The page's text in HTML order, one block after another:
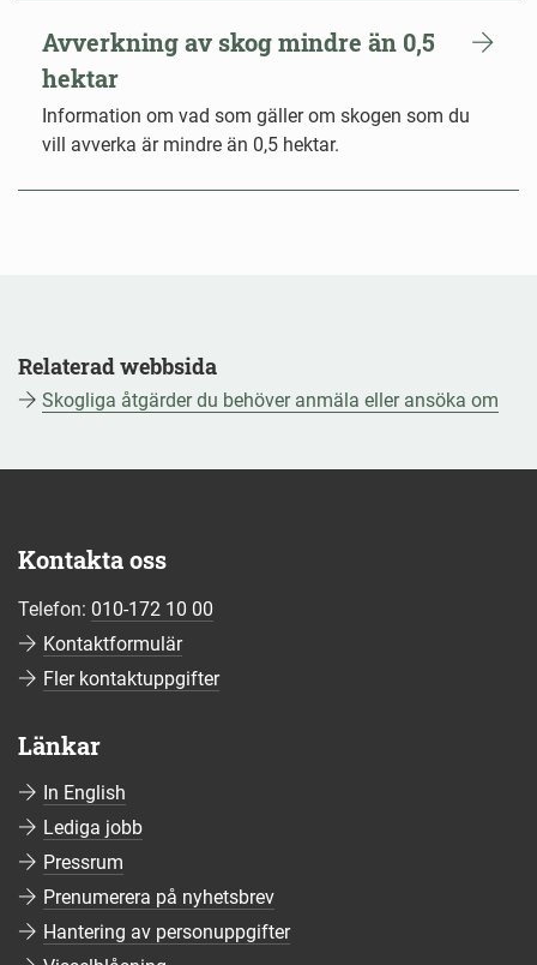
Avverkning av skog mindre än 0,5
hektar
Information om vad som gäller om skogen som du
vill avverka är mindre än 0,5 hektar.
Relaterad webbsida
Skogliga åtgärder du behöver anmäla eller ansöka om
Kontakta oss
Telefon: 010-172 10 00
Kontaktformulär
Fler kontaktuppgifter
Länkar
In English
Lediga jobb
Pressrum
Prenumerera på nyhetsbrev
Hantering av personuppgifter